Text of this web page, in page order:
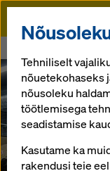
Doka
Vastutus
Tehniliselt
nõuetekohaseks
nõusoleku
töötlemisega
seadistamise
Kasutame ka
rakendusi teie